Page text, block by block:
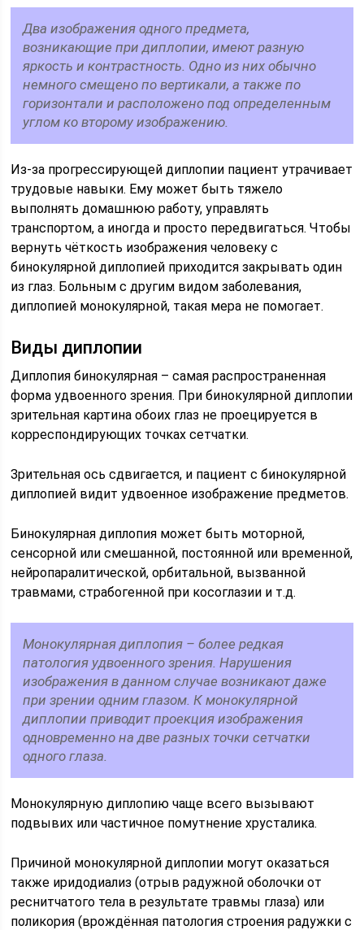
Два изображения одного предмета,
возникающие при диплопии, имеют разную
яркость и контрастность. Одно из них обычно
немного смещено по вертикали, а также по
горизонтали и расположено под определенным
углом ко второму изображению.
Из-за прогрессирующей диплопии пациент утрачивает
трудовые навыки. Ему может быть тяжело
выполнять домашнюю работу, управлять
транспортом, а иногда и просто передвигаться. Чтобы
вернуть чёткость изображения человеку с
бинокулярной диплопией приходится закрывать один
из глаз. Больным с другим видом заболевания,
диплопией монокулярной, такая мера не помогает.
Виды диплопии
Диплопия бинокулярная – самая распространенная
форма удвоенного зрения. При бинокулярной диплопии
зрительная картина обоих глаз не проецируется в
корреспондирующих точках сетчатки.
Зрительная ось сдвигается, и пациент с бинокулярной
диплопией видит удвоенное изображение предметов.
Бинокулярная диплопия может быть моторной,
сенсорной или смешанной, постоянной или временной,
нейропаралитической, орбитальной, вызванной
травмами, страбогенной при косоглазии и т.д.
Монокулярная диплопия – более редкая
патология удвоенного зрения. Нарушения
изображения в данном случае возникают даже
при зрении одним глазом. К монокулярной
диплопии приводит проекция изображения
одновременно на две разных точки сетчатки
одного глаза.
Монокулярную диплопию чаще всего вызывают
подвывих или частичное помутнение хрусталика.
Причиной монокулярной диплопии могут оказаться
также иридодиализ (отрыв радужной оболочки от
реснитчатого тела в результате травмы глаза) или
поликория (врождённая патология строения радужки с